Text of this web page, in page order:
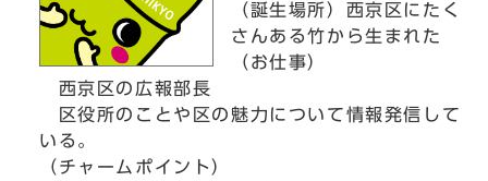
（誕生場所）西京区にたく
さんある竹から生まれた
（お仕事）
西京区の広報部長
区役所のことや区の魅力について情報発信して
いる。
（チャームポイント）